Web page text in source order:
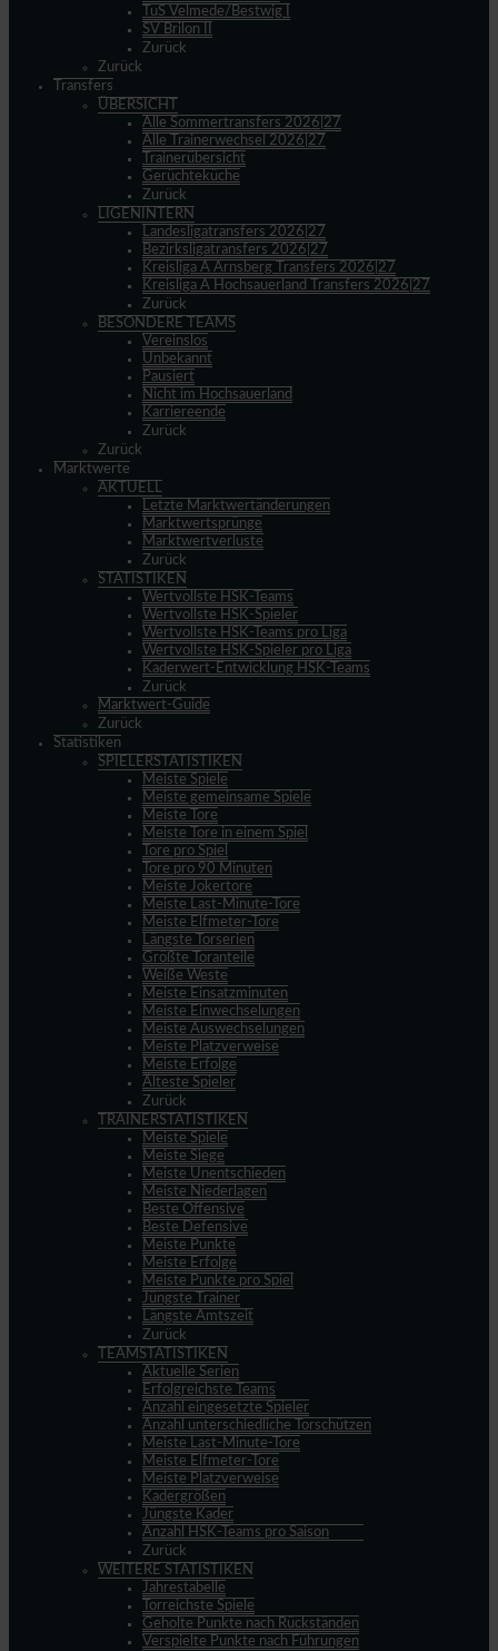
TuS Velmede/Bestwig I
SV Brilon II
Zurück
Zurück
Transfers
ÜBERSICHT
Alle Sommertransfers 2026|27
Alle Trainerwechsel 2026|27
Trainerübersicht
Gerüchteküche
Zurück
LIGENINTERN
Landesligatransfers 2026|27
Bezirksligatransfers 2026|27
Kreisliga A Arnsberg Transfers 2026|27
Kreisliga A Hochsauerland Transfers 2026|27
Zurück
BESONDERE TEAMS
Vereinslos
Unbekannt
Pausiert
Nicht im Hochsauerland
Karriereende
Zurück
Zurück
Marktwerte
AKTUELL
Letzte Marktwertänderungen
Marktwertsprünge
Marktwertverluste
Zurück
STATISTIKEN
Wertvollste HSK-Teams
Wertvollste HSK-Spieler
Wertvollste HSK-Teams pro Liga
Wertvollste HSK-Spieler pro Liga
Kaderwert-Entwicklung HSK-Teams
Zurück
Marktwert-Guide
Zurück
Statistiken
SPIELERSTATISTIKEN
Meiste Spiele
Meiste gemeinsame Spiele
Meiste Tore
Meiste Tore in einem Spiel
Tore pro Spiel
Tore pro 90 Minuten
Meiste Jokertore
Meiste Last-Minute-Tore
Meiste Elfmeter-Tore
Längste Torserien
Größte Toranteile
Weiße Weste
Meiste Einsatzminuten
Meiste Einwechselungen
Meiste Auswechselungen
Meiste Platzverweise
Meiste Erfolge
Älteste Spieler
Zurück
TRAINERSTATISTIKEN
Meiste Spiele
Meiste Siege
Meiste Unentschieden
Meiste Niederlagen
Beste Offensive
Beste Defensive
Meiste Punkte
Meiste Erfolge
Meiste Punkte pro Spiel
Jüngste Trainer
Längste Amtszeit
Zurück
TEAMSTATISTIKEN
Aktuelle Serien
Erfolgreichste Teams
Anzahl eingesetzte Spieler
Anzahl unterschiedliche Torschützen
Meiste Last-Minute-Tore
Meiste Elfmeter-Tore
Meiste Platzverweise
Kadergrößen
Jüngste Kader
Anzahl HSK-Teams pro Saison
Zurück
WEITERE STATISTIKEN
Jahrestabelle
Torreichste Spiele
Geholte Punkte nach Rückständen
Verspielte Punkte nach Führungen